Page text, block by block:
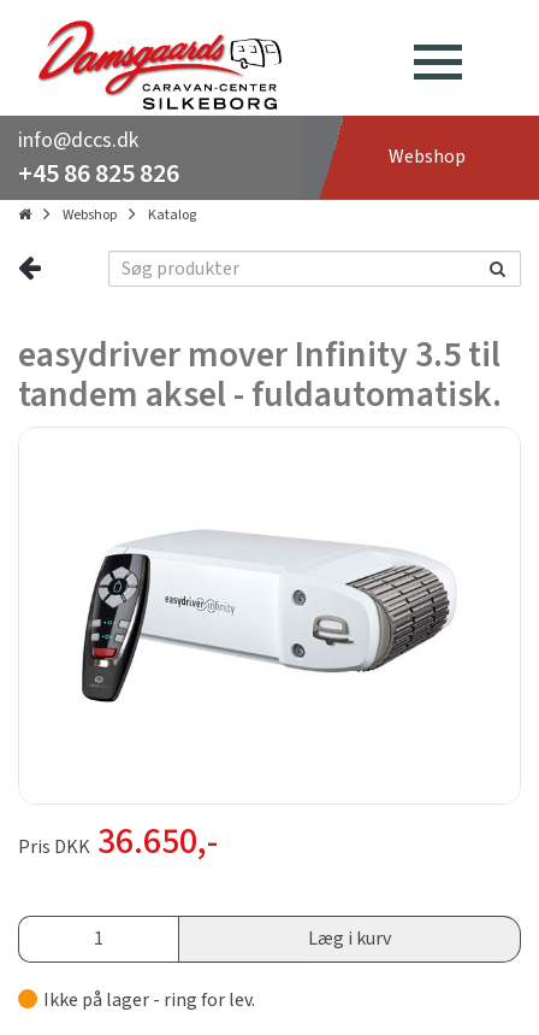
info@dccs.dk
+45 86 825 826 Webshop
Webshop Katalog
easydriver mover Infinity 3.5 til
tandem aksel - fuldautomatisk.
Pris DKK 36.650,-
Læg i kurv
Ikke på lager - ring for lev.